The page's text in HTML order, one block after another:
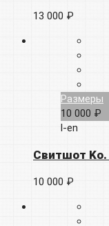
13 000 ₽
Размеры
10 000 ₽
l-en
Свитшот Ko.
10 000 ₽